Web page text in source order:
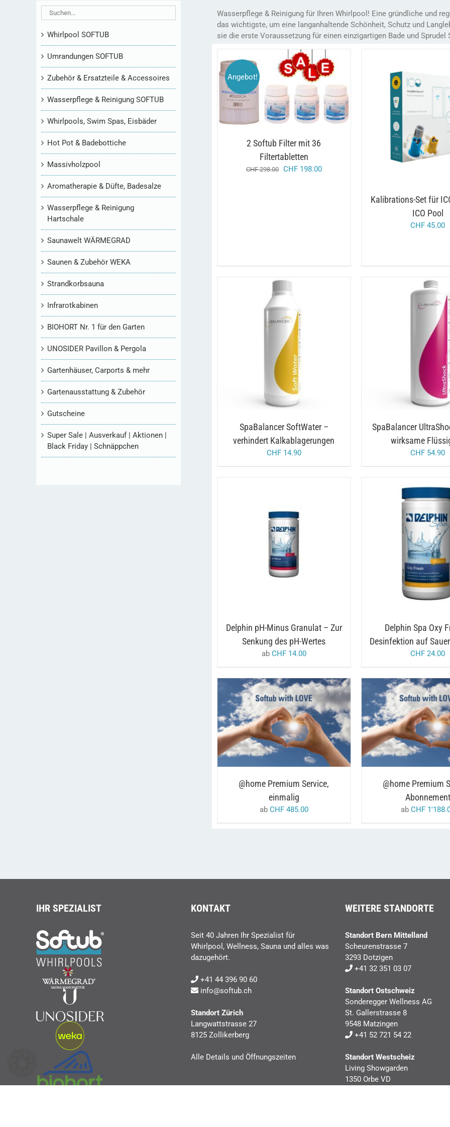
Wasserpflege & Reinigung für Ihren Whirlpool! Eine gründliche und
das wichtigste, um eine langanhaltende Schönheit, Schutz und
sie die erste Voraussetzung für einen einzigartigen Bade und Sprudel
Angebot!
IN DEN WARENKORB
2 Softub Filter mit 36
Filtertabletten
CHF298.00
ursprünglicher
CHF198.00aktueller
IN DEN WARENKORB /
Kalibrations-Set für
ICO Pool
CHF 45.00
IN DEN WARENKORB
SpaBalancer SoftWater –
verhindert Kalkablagerungen
CHF14.90
IN DEN WARENKORB
SpaBalancer
wirksame
CHF 54.90
AUSFÜHRUNG WÄHLEN
AUF
DER
PRODUKTSEITE
DETAILS
Delphin pH-Minus Granulat – Zur
Senkung des pH-Wertes
ab CHF14.00
IN DEN WARENKORB
Delphin Spa Oxy
Desinfektion auf
CHF 24.00
AUSFÜHRUNG WÄHLEN DIESES
PRODUKT
WEIST
MEHRERE
VARIANTEN
AUF.
OPTIONEN
KÖNNEN
DETAILS
@home Premium Service,
einmalig
ab CHF485.00
AUSFÜHRUNG
DETAILS
@home Premium
Abonnement
ab CHF
Whirlpool SOFTUB
Umrandungen SOFTUB
Zubehör & Ersatzteile & Accessoires
Wasserpflege & Reinigung SOFTUB
Whirlpools, Swim Spas, Eisbäder
Hot Pot & Badebottiche
Massivholzpool
Aromatherapie & Düfte, Badesalze
Wasserpflege & Reinigung
Hartschale
Saunawelt WÄRMEGRAD
Saunen & Zubehör WEKA
Strandkorbsauna
Infrarotkabinen
BIOHORT Nr. 1 für den Garten
UNOSIDER Pavillon & Pergola
Gartenhäuser, Carports & mehr
Gartenausstattung & Zubehör
Gutscheine
Super Sale | Ausverkauf | Aktionen |
Black Friday | Schnäppchen
IHR SPEZIALIST KONTAKT
Seit 40 Jahren Ihr Spezialist für
Whirlpool, Wellness, Sauna und alles was
dazugehört.
+41 44 396 90 60
info@softub.ch
Standort Zürich
Langwattstrasse 27
8125 Zollikerberg
Alle Details und Öffnungszeiten
WEITERE STANDORTE
Standort Bern Mittelland
Scheurenstrasse 7
3293 Dotzigen
+41 32 351 03 07
Standort Ostschweiz
Sonderegger Wellness AG
St. Gallerstrasse 8
9548 Matzingen
+41 52 721 54 22
Standort Westscheiz
Living Showgarden
1350 Orbe VD